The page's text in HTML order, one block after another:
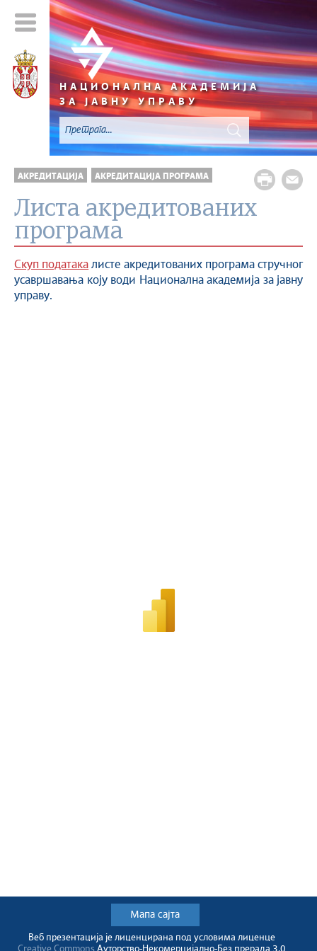
НАЦИОНАЛНА АКАДЕМИЈА
ЗА ЈАВНУ УПРАВУ
АКРЕДИТАЦИЈА АКРЕДИТАЦИЈА ПРОГРАМА
Листа акредитованих
програма
Скуп података листе акредитованих програма стручног
усавршавања коју води Национална академија за јавну
управу.
Мапа сајта
Веб презентација jе лиценциранa под условима лиценце